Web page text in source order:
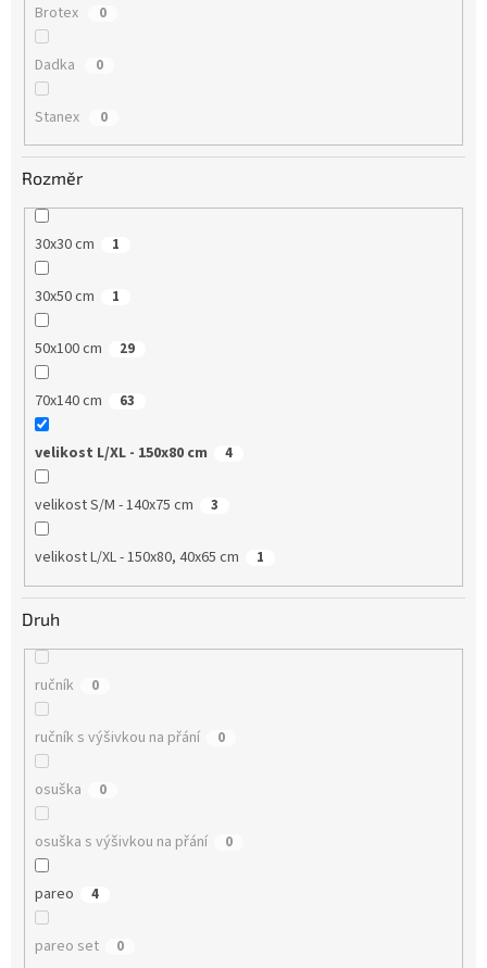
Brotex 0
Dadka 0
Stanex 0
Rozměr
30x30 cm 1
30x50 cm 1
50x100 cm 29
70x140 cm 63
velikost L/XL - 150x80 cm 4
velikost S/M - 140x75 cm 3
velikost L/XL - 150x80, 40x65 cm 1
Druh
ručník 0
ručník s výšivkou na přání 0
osuška 0
osuška s výšivkou na přání 0
pareo 4
pareo set 0